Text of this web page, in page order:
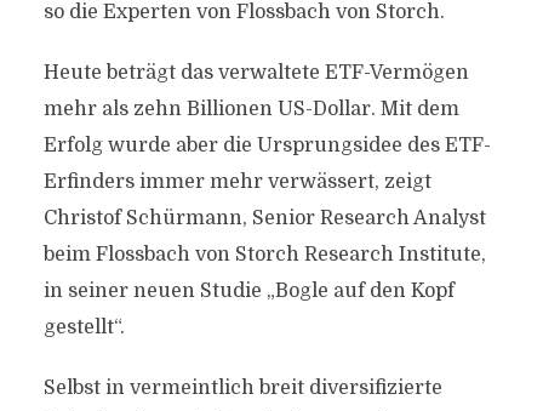
so die Experten von Flossbach von Storch.
Heute beträgt das verwaltete ETF-Vermögen
mehr als zehn Billionen US-Dollar. Mit dem
Erfolg wurde aber die Ursprungsidee des ETF-
Erfinders immer mehr verwässert, zeigt
Christof Schürmann, Senior Research Analyst
beim Flossbach von Storch Research Institute,
in seiner neuen Studie „Bogle auf den Kopf
gestellt“.
Selbst in vermeintlich breit diversifizierte